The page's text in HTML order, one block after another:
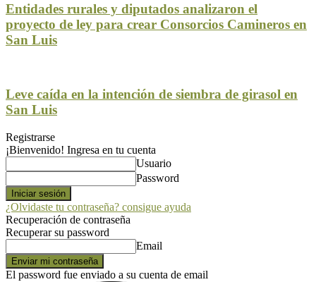
Entidades rurales y diputados analizaron el
proyecto de ley para crear Consorcios Camineros en
San Luis
Leve caída en la intención de siembra de girasol en
San Luis
Registrarse
¡Bienvenido! Ingresa en tu cuenta
Usuario
Password
¿Olvidaste tu contraseña? consigue ayuda
Recuperación de contraseña
Recuperar su password
Email
El password fue enviado a su cuenta de email